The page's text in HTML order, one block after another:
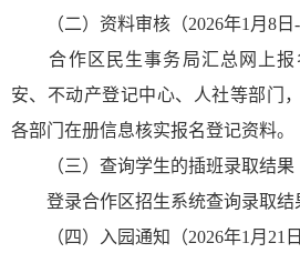
（二）资料审核（2026年1月8日-
合作区民生事务局汇总网上报
安、不动产登记中心、人社等部门
各部门在册信息核实报名登记资料。
（三）查询学生的插班录取结果（
登录合作区招生系统查询录取结
（四）入园通知（2026年1月21日-